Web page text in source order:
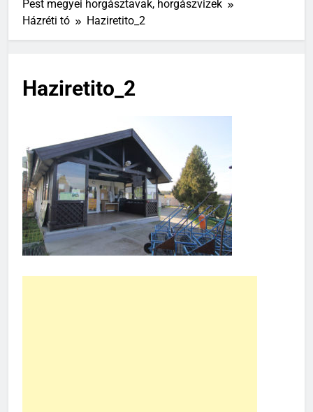
Pest megyei horgásztavak, horgászvizek
Házréti tó
Haziretito_2
Haziretito_2